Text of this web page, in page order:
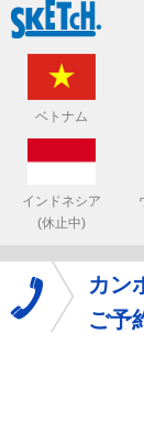
ベトナム
インドネシア
(休止中)
カン
ご予